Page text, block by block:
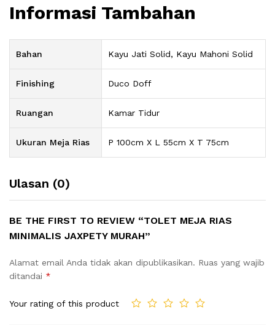
Informasi Tambahan
Bahan Kayu Jati Solid, Kayu Mahoni Solid
Finishing Duco Doff
Ruangan Kamar Tidur
Ukuran Meja Rias P 100cm X L 55cm X T 75cm
Ulasan (0)
BE THE FIRST TO REVIEW “TOLET MEJA RIAS
MINIMALIS JAXPETY MURAH”
Alamat email Anda tidak akan dipublikasikan. Ruas yang wajib
ditandai *
Your rating of this product